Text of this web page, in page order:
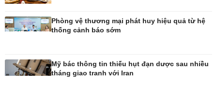
Ô tô
Tư vấn
Doanh nhân
Vì cộng đồng
Phòng vệ thương mại phát huy hiệu quả từ hệ
thống cảnh báo sớm
Mỹ bác thông tin thiếu hụt đạn dược sau nhiều
tháng giao tranh với Iran